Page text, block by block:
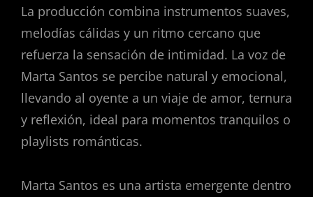
La producción combina instrumentos suaves,
melodías cálidas y un ritmo cercano que
refuerza la sensación de intimidad. La voz de
Marta Santos se percibe natural y emocional,
llevando al oyente a un viaje de amor, ternura
y reflexión, ideal para momentos tranquilos o
playlists románticas.
Marta Santos es una artista emergente dentro